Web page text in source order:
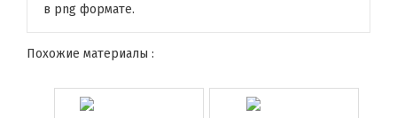
в png формате.
Похожие материалы :